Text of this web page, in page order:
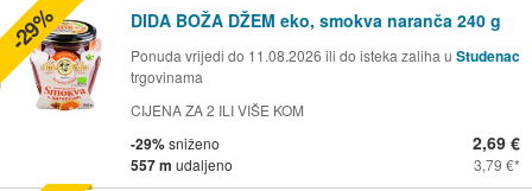
DIDA BOŽA DŽEM eko, smokva naranča 240 g
Ponuda vrijedi do 11.08.2026 ili do isteka zaliha u Studenac
trgovinama
CIJENA ZA 2 ILI VIŠE KOM
-29%sniženo
557 m udaljeno
2,69 €
3,79 €
-29%